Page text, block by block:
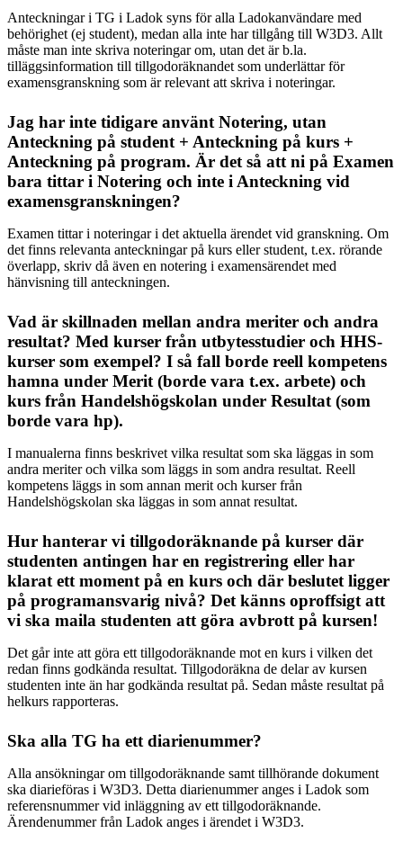
Anteckningar i TG i Ladok syns för alla Ladokanvändare med
behörighet (ej student), medan alla inte har tillgång till W3D3. Allt
måste man inte skriva noteringar om, utan det är b.la.
tilläggsinformation till tillgodoräknandet som underlättar för
examensgranskning som är relevant att skriva i noteringar.
Jag har inte tidigare använt Notering, utan
Anteckning på student + Anteckning på kurs +
Anteckning på program. Är det så att ni på Examen
bara tittar i Notering och inte i Anteckning vid
examensgranskningen?
Examen tittar i noteringar i det aktuella ärendet vid granskning. Om
det finns relevanta anteckningar på kurs eller student, t.ex. rörande
överlapp, skriv då även en notering i examensärendet med
hänvisning till anteckningen.
Vad är skillnaden mellan andra meriter och andra
resultat? Med kurser från utbytesstudier och HHS-
kurser som exempel? I så fall borde reell kompetens
hamna under Merit (borde vara t.ex. arbete) och
kurs från Handelshögskolan under Resultat (som
borde vara hp).
I manualerna finns beskrivet vilka resultat som ska läggas in som
andra meriter och vilka som läggs in som andra resultat. Reell
kompetens läggs in som annan merit och kurser från
Handelshögskolan ska läggas in som annat resultat.
Hur hanterar vi tillgodoräknande på kurser där
studenten antingen har en registrering eller har
klarat ett moment på en kurs och där beslutet ligger
på programansvarig nivå? Det känns oproffsigt att
vi ska maila studenten att göra avbrott på kursen!
Det går inte att göra ett tillgodoräknande mot en kurs i vilken det
redan finns godkända resultat. Tillgodoräkna de delar av kursen
studenten inte än har godkända resultat på. Sedan måste resultat på
helkurs rapporteras.
Ska alla TG ha ett diarienummer?
Alla ansökningar om tillgodoräknande samt tillhörande dokument
ska diarieföras i W3D3. Detta diarienummer anges i Ladok som
referensnummer vid inläggning av ett tillgodoräknande.
Ärendenummer från Ladok anges i ärendet i W3D3.